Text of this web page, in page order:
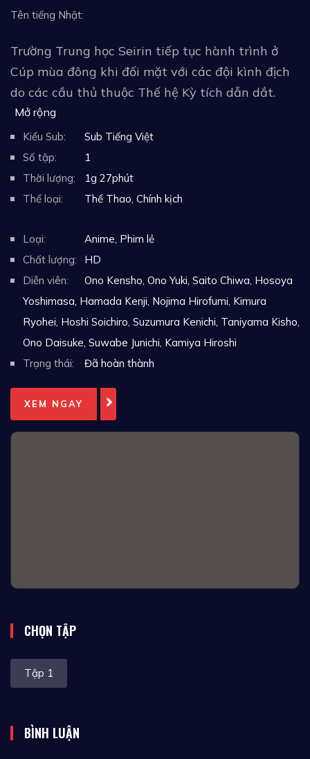
Tên tiếng Nhật:
Trường Trung học Seirin tiếp tục hành trình ở
Cúp mùa đông khi đối mặt với các đội kình địch
do các cầu thủ thuộc Thế hệ Kỳ tích dẫn dắt.
Mở rộng
Kiểu Sub:
Sub Tiếng Việt
Số tập:
1
Thời lượng:
1g 27phút
Thể loại:
Thể Thao, Chính kịch
Loại: Anime, Phim lẻ
Chất lượng:
HD
Diễn viên:
Ono Kensho, Ono Yuki, Saito Chiwa, Hosoya
Yoshimasa, Hamada Kenji, Nojima Hirofumi, Kimura
Ryohei, Hoshi Soichiro, Suzumura Kenichi, Taniyama Kisho,
Ono Daisuke, Suwabe Junichi, Kamiya Hiroshi
Trạng thái:
Đã hoàn thành
XEM NGAY
CHỌN TẬP
Tập 1
BÌNH LUẬN